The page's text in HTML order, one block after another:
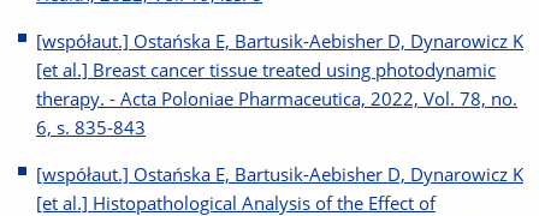
[współaut.] Ostańska E, Bartusik-Aebisher D, Dynarowicz K
[et al.] Breast cancer tissue treated using photodynamic
therapy. - Acta Poloniae Pharmaceutica, 2022, Vol. 78, no.
6, s. 835-843
[współaut.] Ostańska E, Bartusik-Aebisher D, Dynarowicz K
[et al.] Histopathological Analysis of the Effect of